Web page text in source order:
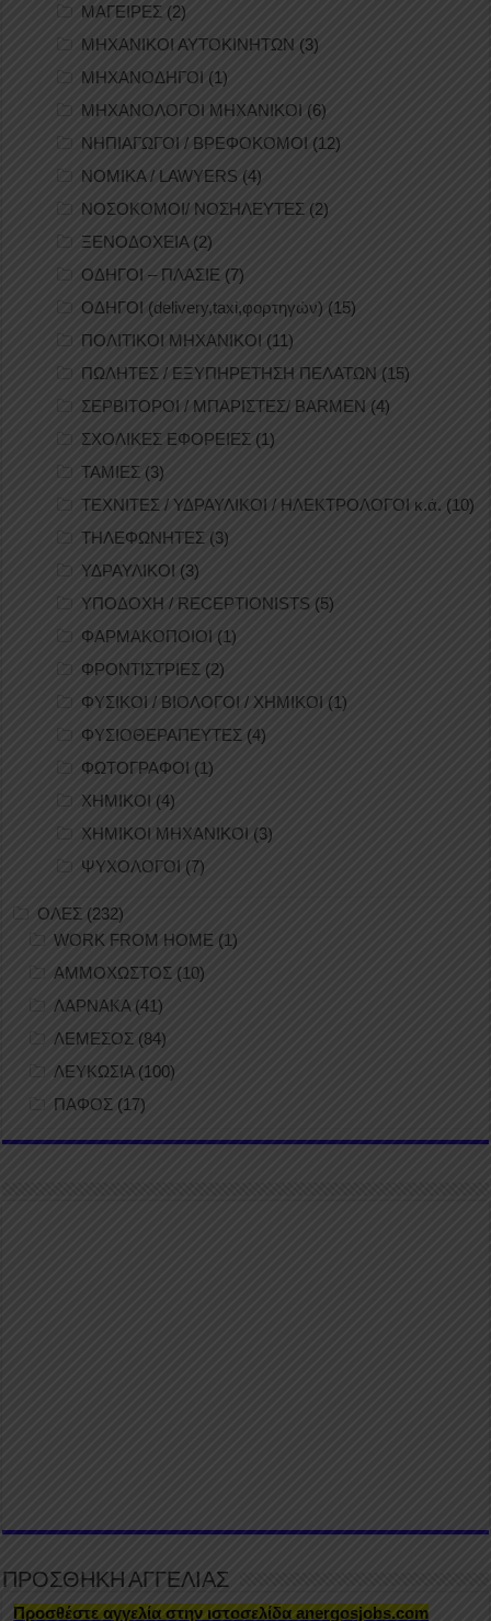
ΜΑΓΕΙΡΕΣ (2)
ΜΗΧΑΝΙΚΟΙ ΑΥΤΟΚΙΝΗΤΩΝ (3)
ΜΗΧΑΝΟΔΗΓΟΙ (1)
ΜΗΧΑΝΟΛΟΓΟΙ ΜΗΧΑΝΙΚΟΙ (6)
ΝΗΠΙΑΓΩΓΟΙ / ΒΡΕΦΟΚΟΜΟΙ (12)
ΝΟΜΙΚΑ / LAWYERS (4)
ΝΟΣΟΚΟΜΟΙ/ ΝΟΣΗΛΕΥΤΕΣ (2)
ΞΕΝΟΔΟΧΕΙΑ(2)
ΟΔΗΓΟΙ – ΠΛΑΣΙΕ (7)
ΟΔΗΓΟΙ (delivery,taxi,φορτηγών) (15)
ΠΟΛΙΤΙΚΟΙ ΜΗΧΑΝΙΚΟΙ (11)
ΠΩΛΗΤΕΣ / ΕΞΥΠΗΡΕΤΗΣΗ ΠΕΛΑΤΩΝ (15)
ΣΕΡΒΙΤΟΡΟΙ / ΜΠΑΡΙΣΤΕΣ/ BARMEN (4)
ΣΧΟΛΙΚΕΣ ΕΦΟΡΕΙΕΣ (1)
ΤΑΜΙΕΣ (3)
ΤΕΧΝΙΤΕΣ / ΥΔΡΑΥΛΙΚΟΙ / ΗΛΕΚΤΡΟΛΟΓΟΙ κ.ά. (10)
ΤΗΛΕΦΩΝΗΤΕΣ (3)
ΥΔΡΑΥΛΙΚΟΙ (3)
ΥΠΟΔΟΧΗ / RECEPTIONISTS (5)
ΦΑΡΜΑΚΟΠΟΙΟΙ (1)
ΦΡΟΝΤΙΣΤΡΙΕΣ (2)
ΦΥΣΙΚΟΙ / ΒΙΟΛΟΓΟΙ / ΧΗΜΙΚΟΙ (1)
ΦΥΣΙΟΘΕΡΑΠΕΥΤΕΣ (4)
ΦΩΤΟΓΡΑΦΟΙ (1)
ΧΗΜΙΚΟΙ (4)
ΧΗΜΙΚΟΙ ΜΗΧΑΝΙΚΟΙ (3)
ΨΥΧΟΛΟΓΟΙ (7)
ΟΛΕΣ (232)
WORK FROM HOME (1)
ΑΜΜΟΧΩΣΤΟΣ (10)
ΛΑΡΝΑΚΑ (41)
ΛΕΜΕΣΟΣ (84)
ΛΕΥΚΩΣΙΑ(100)
ΠΑΦΟΣ (17)
ΠΡΟΣΘΗΚΗ ΑΓΓΕΛΙΑΣ
Προσθέστε αγγελία στην ιστοσελίδα anergosjobs.com